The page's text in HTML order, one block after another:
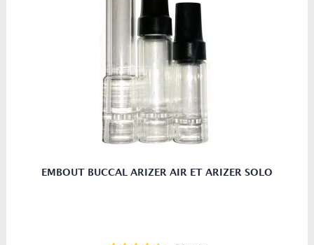
EMBOUT BUCCAL ARIZER AIR ET ARIZER SOLO